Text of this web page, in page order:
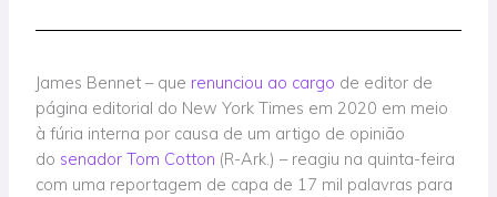
James Bennet – que renunciou ao cargo de editor de
página editorial do New York Times em 2020 em meio
à fúria interna por causa de um artigo de opinião
do senador Tom Cotton (R-Ark.) – reagiu na quinta-feira
com uma reportagem de capa de 17 mil palavras para